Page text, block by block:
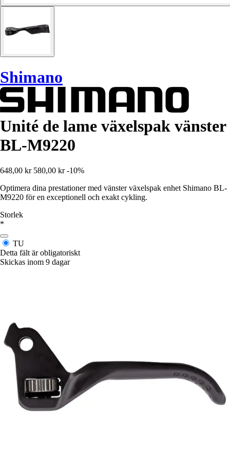
Shimano
Unité de lame växelspak vänster
BL-M9220
648,00 kr 580,00 kr -10%
Optimera dina prestationer med vänster växelspak enhet Shimano BL-
M9220 för en exceptionell och exakt cykling.
Storlek
*
TU
Detta fält är obligatoriskt
Skickas inom 9 dagar